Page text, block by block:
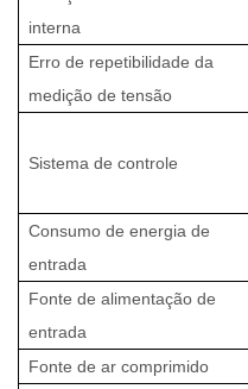
interna
Erro de repetibilidade da
medição de tensão
Sistema de controle
Consumo de energia de
entrada
Fonte de alimentação de
entrada
Fonte de ar comprimido